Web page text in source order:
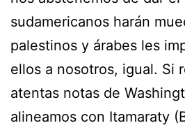
sudamericanos harán
palestinos y árabes les
ellos a nosotros, igual. Si
atentas notas de
alineamos con Itamaraty